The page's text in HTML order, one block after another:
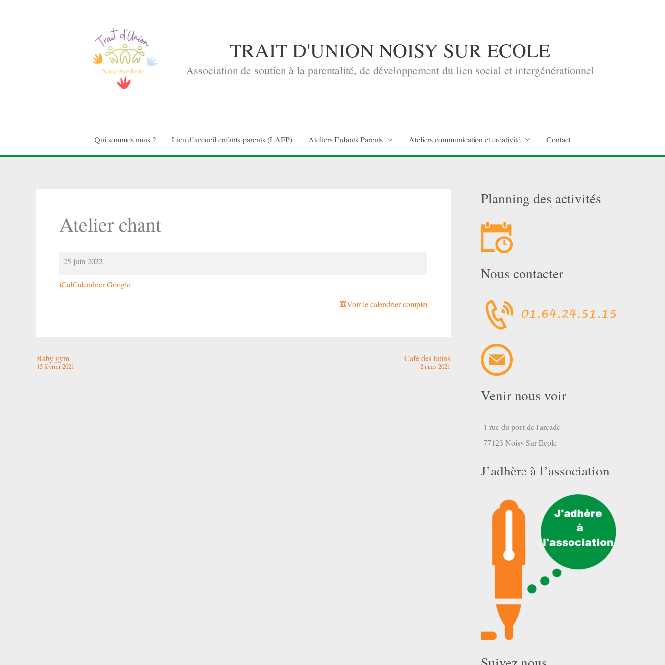
TRAIT D'UNION NOISY SUR ECOLE
Association de soutien à la parentalité, de développement du lien social et intergénérationnel
Qui sommes nous ? Lieu d’accueil enfants-parents (LAEP) Ateliers Enfants Parents Ateliers communication et créativité Contact
Atelier chant
Atelier
chant
25 juin 2022
iCalCalendrier Google
Voir le calendrier complet
Baby gym
15 février 2021
Café des lutins
2 mars 2021
Planning des activités
Nous contacter
Venir nous voir
1 rue du pont de l'arcade
77123 Noisy Sur Ecole
J’adhère à l’association